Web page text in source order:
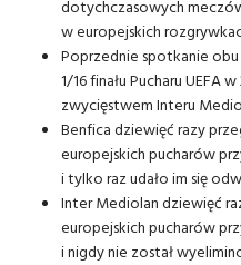
dotychczasowych
w europejskich
Poprzednie spotkanie obu
1/16 finału Pucharu UEFA
zwycięstwem Interu
Benfica dziewięć razy
europejskich pucharów
i tylko raz udało im się
Inter Mediolan dziewięć
europejskich pucharów
i nigdy nie został